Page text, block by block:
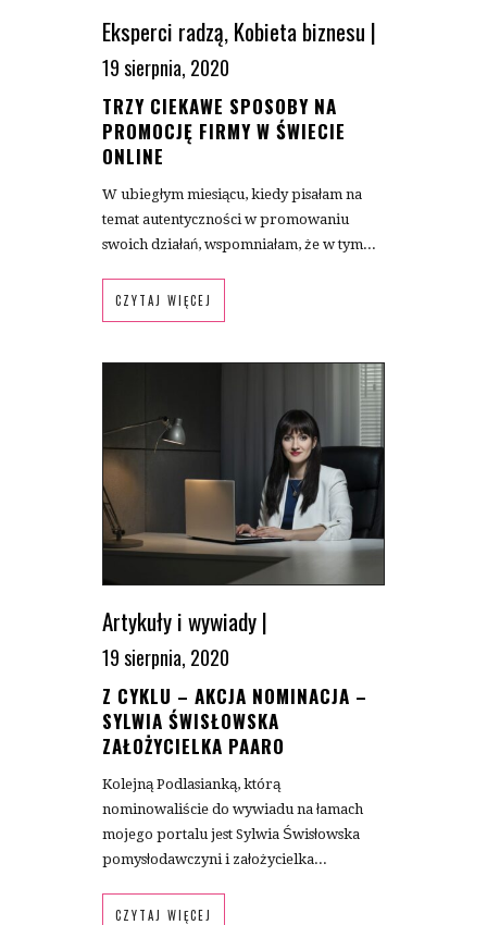
Eksperci radzą,Kobieta biznesu |
19 sierpnia, 2020
TRZY CIEKAWE SPOSOBY NA
PROMOCJĘ FIRMY W ŚWIECIE
ONLINE
W ubiegłym miesiącu, kiedy pisałam na
temat autentyczności w promowaniu
swoich działań, wspomniałam, że w tym...
CZYTAJ WIĘCEJ
Artykuły i wywiady|
19 sierpnia, 2020
Z CYKLU – AKCJA NOMINACJA –
SYLWIA ŚWISŁOWSKA
ZAŁOŻYCIELKA PAARO
Kolejną Podlasianką, którą
nominowaliście do wywiadu na łamach
mojego portalu jest Sylwia Świsłowska
pomysłodawczyni i założycielka...
CZYTAJ WIĘCEJ